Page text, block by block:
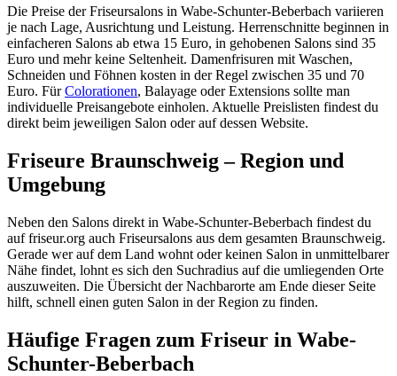
Die Preise der Friseursalons in Wabe-Schunter-Beberbach variieren
je nach Lage, Ausrichtung und Leistung. Herrenschnitte beginnen in
einfacheren Salons ab etwa 15 Euro, in gehobenen Salons sind 35
Euro und mehr keine Seltenheit. Damenfrisuren mit Waschen,
Schneiden und Föhnen kosten in der Regel zwischen 35 und 70
Euro. FürColorationen, Balayage oder Extensions sollte man
individuelle Preisangebote einholen. Aktuelle Preislisten findest du
direkt beim jeweiligen Salon oder auf dessen Website.
Friseure Braunschweig – Region und
Umgebung
Neben den Salons direkt in Wabe-Schunter-Beberbach findest du
auf friseur.org auch Friseursalons aus dem gesamten Braunschweig.
Gerade wer auf dem Land wohnt oder keinen Salon in unmittelbarer
Nähe findet, lohnt es sich den Suchradius auf die umliegenden Orte
auszuweiten. Die Übersicht der Nachbarorte am Ende dieser Seite
hilft, schnell einen guten Salon in der Region zu finden.
Häufige Fragen zum Friseur in Wabe-
Schunter-Beberbach